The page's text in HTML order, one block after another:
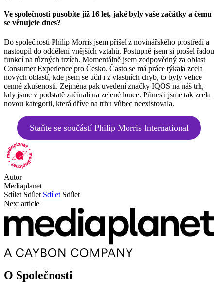
Ve společnosti působíte již 16 let, jaké byly vaše začátky a čemu
se věnujete dnes?
Do společnosti Philip Morris jsem přišel z novinářského prostředí a
nastoupil do oddělení vnějších vztahů. Postupně jsem si prošel řadou
funkcí na různých trzích. Momentálně jsem zodpovědný za oblast
Consumer Experience pro Česko. Často se má práce týkala zcela
nových oblastí, kde jsem se učil i z vlastních chyb, to byly velice
cenné zkušenosti. Zejména pak uvedení značky IQOS na náš trh,
kdy jsme v podstatě začínali na zelené louce. Přinesli jsme tak zcela
novou kategorii, která dříve na trhu vůbec neexistovala.
Staňte se součástí Philip Morris International
Autor
Mediaplanet
Sdílet Sdílet Sdílet Sdílet
Next article
O Společnosti